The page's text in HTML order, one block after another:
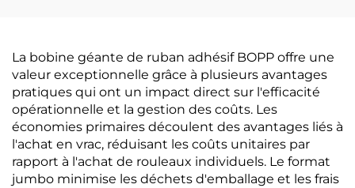
La bobine géante de ruban adhésif BOPP offre une
valeur exceptionnelle grâce à plusieurs avantages
pratiques qui ont un impact direct sur l'efficacité
opérationnelle et la gestion des coûts. Les
économies primaires découlent des avantages liés à
l'achat en vrac, réduisant les coûts unitaires par
rapport à l'achat de rouleaux individuels. Le format
jumbo minimise les déchets d'emballage et les frais